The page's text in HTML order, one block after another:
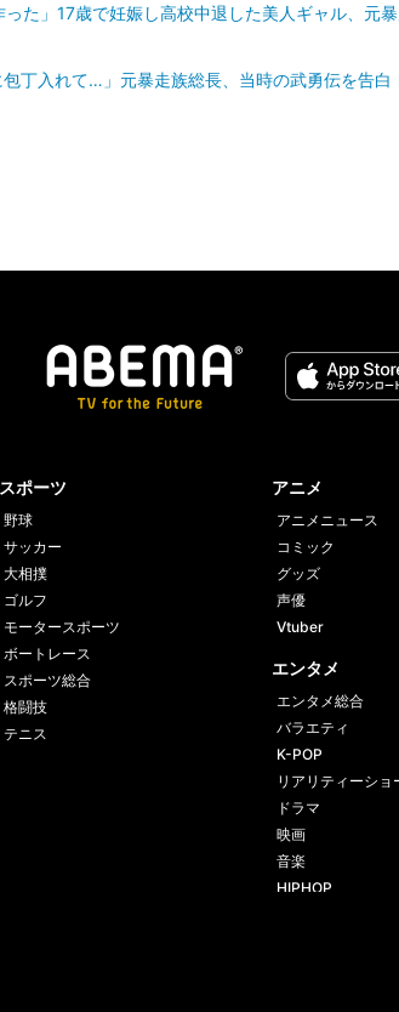
った」17歳で妊娠し高校中退した美人ギャル、元
丁入れて…」元暴走族総長、当時の武勇伝を告白
スポーツ
野球
サッカー
大相撲
ゴルフ
モータースポーツ
ボートレース
スポーツ総合
格闘技
テニス
アニメ
アニメニュース
コミック
グッズ
声優
Vtuber
エンタメ
エンタメ総合
バラエティ
K-POP
リアリティーショ
ドラマ
映画
音楽
HIPHOP